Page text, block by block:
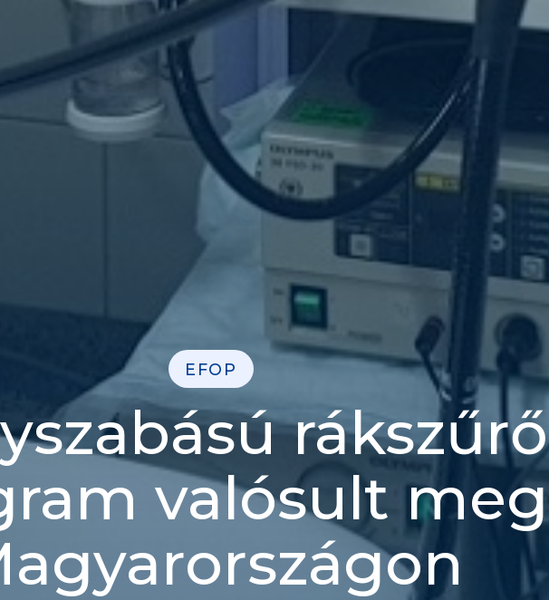
EFOP
rákszűrő
valósult meg